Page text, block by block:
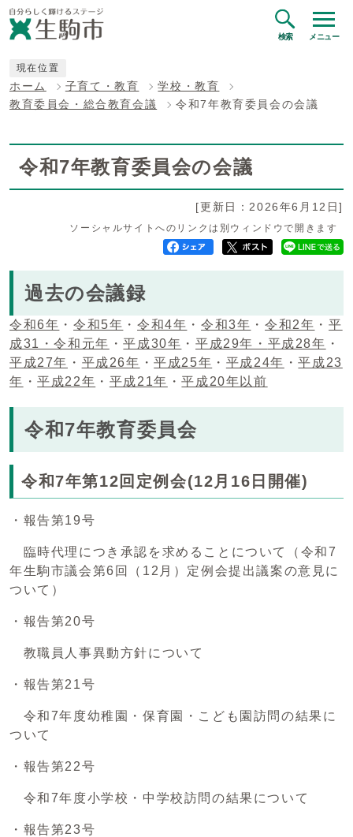
検索 メニュー
現在位置
ホーム 子育て・教育
学校・教育
教育委員会・総合教育会議
令和7年教育委員会の会議
令和7年教育委員会の会議
[更新日：2026年6月12日]
ソーシャルサイトへのリンクは別ウィンドウで開きます
過去の会議録
令和6年 ・令和5年 ・令和4年 ・令和3年 ・令和2年 ・平
成31・令和元年 ・平成30年 ・平成29年・ 平成28年 ・
平成27年 ・ 平成26年 ・平成25年 ・ 平成24年 ・平成23
年 ・平成22年 ・ 平成21年 ・平成20年以前
令和7年教育委員会
令和7年第12回定例会(12月16日開催)
・報告第19号
臨時代理につき承認を求めることについて（令和7
年生駒市議会第6回（12月）定例会提出議案の意見に
ついて）
・報告第20号
教職員人事異動方針について
・報告第21号
令和7年度幼稚園・保育園・こども園訪問の結果に
ついて
・報告第22号
令和7年度小学校・中学校訪問の結果について
・報告第23号